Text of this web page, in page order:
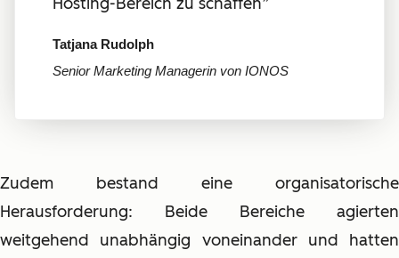
Tatjana Rudolph
Senior Marketing Managerin von IONOS
Zudem bestand eine organisatorische
Herausforderung: Beide Bereiche agierten
weitgehend unabhängig voneinander und hatten